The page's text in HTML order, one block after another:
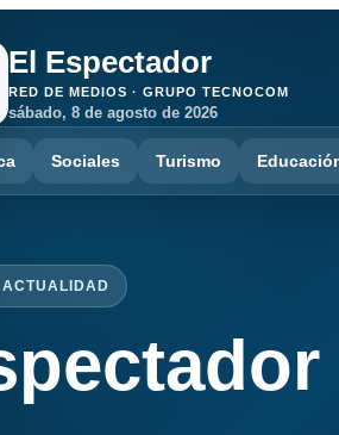
El Espectador
RED DE MEDIOS · GRUPO TECNOCOM
sábado, 8 de agosto de 2026
Sociales Turismo
ACTUALIDAD